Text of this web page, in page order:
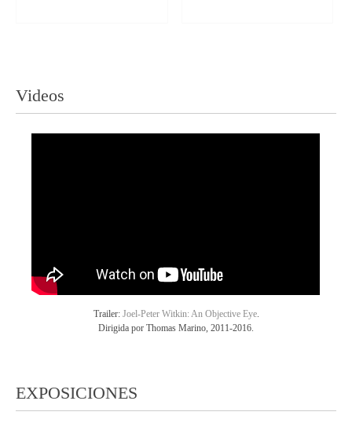
Videos
Trailer: Joel-Peter Witkin: An Objective Eye.
Dirigida por Thomas Marino, 2011-2016.
EXPOSICIONES